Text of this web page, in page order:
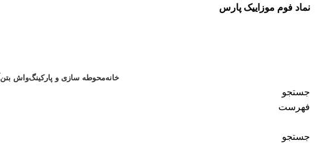
نماد فوم موزاییک پارس
خانهمحوطه سازی و پارکینگواش بتن
جستجو
فهرست
جستجو